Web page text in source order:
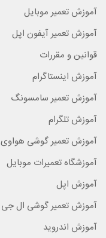
آموزش تعمیر موبایل
آموزش تعمیر آیفون اپل
قوانین و مقررات
آموزش اینستاگرام
آموزش تعمیر سامسونگ
آموزش تلگرام
آموزش تعمیر گوشی هواوی
آموزشگاه تعمیرات موبایل
آموزش اپل
آموزش تعمیر گوشی ال جی
آموزش اندروید